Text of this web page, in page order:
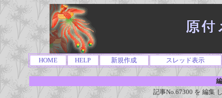
HOME HELP 新規作成 スレッド表示
記事No.67300 を 編集